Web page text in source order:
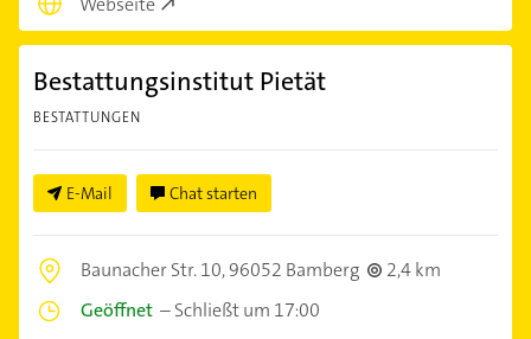
Bestattungsinstitut Pietät
BESTATTUNGEN
E-Mail Chat starten
Baunacher Str. 10,96052 Bamberg
2,4 km
Geöffnet –Schließt um 17:00